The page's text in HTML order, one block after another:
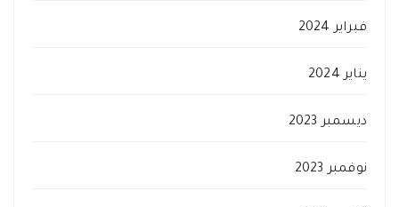
فبراير 2024
يناير 2024
ديسمبر 2023
نوفمبر 2023